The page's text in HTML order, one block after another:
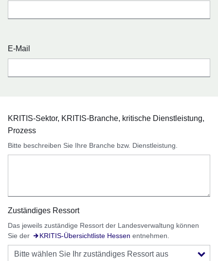
E-Mail
KRITIS-Sektor, KRITIS-Branche, kritische Dienstleistung,
Prozess
Bitte beschreiben Sie Ihre Branche bzw. Dienstleistung.
Zuständiges Ressort
Das jeweils zuständige Ressort der Landesverwaltung können
Sie der
KRITIS-Übersichtliste Hessen
Öffnet sich in einem neuen Fensterentnehmen.